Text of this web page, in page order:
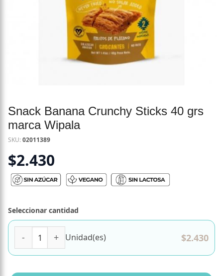
Snack Banana Crunchy Sticks 40 grs
marca Wipala
SKU:02011389
$2.430
Seleccionar cantidad
Unidad(es) $2.430